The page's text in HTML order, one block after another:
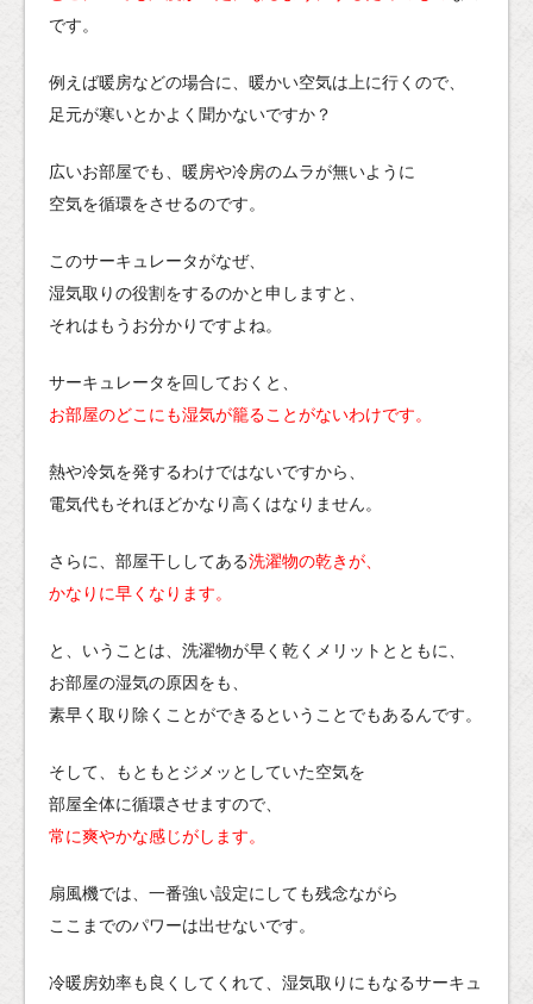
です。
例えば暖房などの場合に、暖かい空気は上に行くので、
足元が寒いとかよく聞かないですか？
広いお部屋でも、暖房や冷房のムラが無いように
空気を循環をさせるのです。
このサーキュレータがなぜ、
湿気取りの役割をするのかと申しますと、
それはもうお分かりですよね。
サーキュレータを回しておくと、
お部屋のどこにも湿気が籠ることがないわけです。
熱や冷気を発するわけではないですから、
電気代もそれほどかなり高くはなりません。
さらに、部屋干ししてある洗濯物の乾きが、
かなりに早くなります。
と、いうことは、洗濯物が早く乾くメリットとともに、
お部屋の湿気の原因をも、
素早く取り除くことができるということでもあるんです。
そして、もともとジメッとしていた空気を
部屋全体に循環させますので、
常に爽やかな感じがします。
扇風機では、一番強い設定にしても残念ながら
ここまでのパワーは出せないです。
冷暖房効率も良くしてくれて、湿気取りにもなるサーキュ